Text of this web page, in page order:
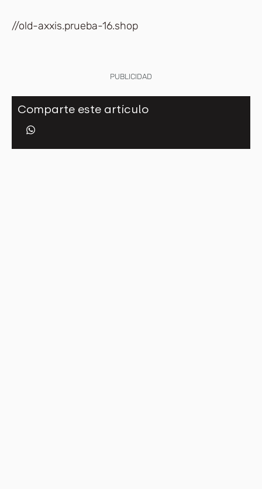
//old-axxis.prueba-16.shop
PUBLICIDAD
Comparte este artículo